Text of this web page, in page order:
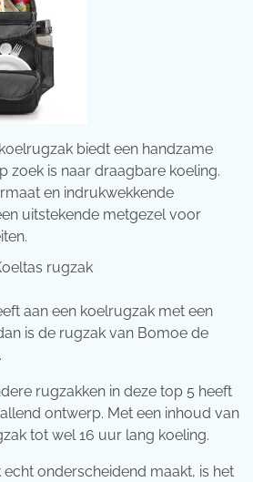
biedt een handzame
zoek is naar draagbare koeling.
en indrukwekkende
uitstekende metgezel voor
rugzak
aan een koelrugzak met een
is de rugzak van Bomoe de
rugzakken in deze top 5 heeft
ontwerp. Met een inhoud van
tot wel 16 uur lang koeling.
onderscheidend maakt, is het